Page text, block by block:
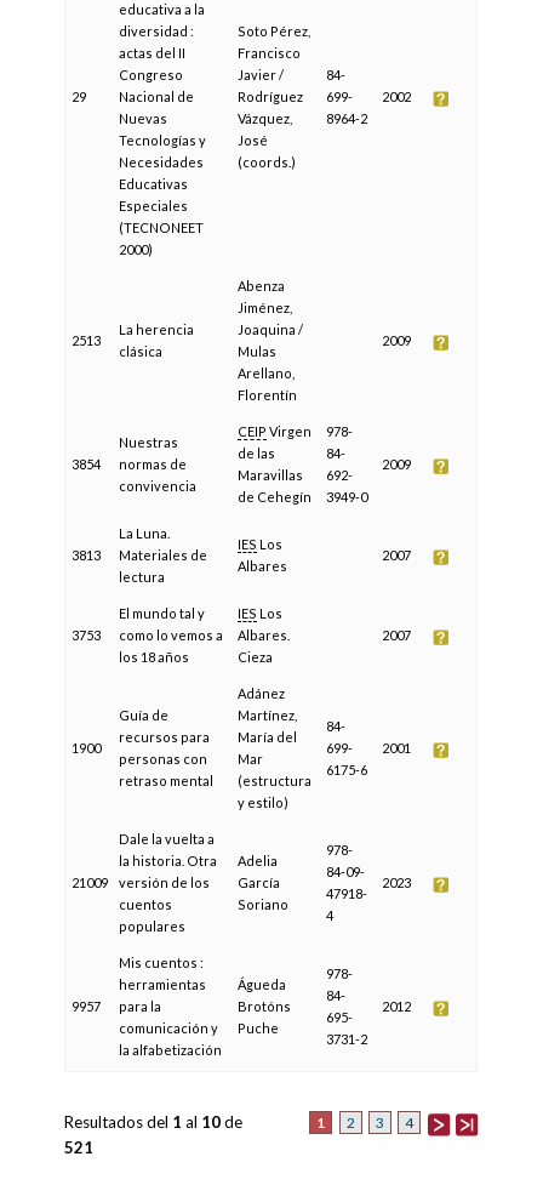
29
educativa a la
diversidad :
actas del II
Congreso
Nacional de
Nuevas
Tecnologías y
Necesidades
Educativas
Especiales
(TECNONEET
2000)
Soto Pérez,
Francisco
Javier /
Rodríguez
Vázquez,
José
(coords.)
84-
699-
8964-2
2002
2513
La herencia
clásica
Abenza
Jiménez,
Joaquina /
Mulas
Arellano,
Florentín
2009
3854
Nuestras
normas de
convivencia
CEIP Virgen
de las
Maravillas
de Cehegín
978-
84-
692-
3949-0
2009
3813
La Luna.
Materiales de
lectura
IES Los
Albares
2007
3753
El mundo tal y
como lo vemos a
los 18 años
IES Los
Albares.
Cieza
2007
1900
Guía de
recursos para
personas con
retraso mental
Adánez
Martínez,
María del
Mar
(estructura
y estilo)
84-
699-
6175-6
2001
21009
Dale la vuelta a
la historia. Otra
versión de los
cuentos
populares
Adelia
García
Soriano
978-
84-09-
47918-
4
2023
9957
Mis cuentos :
herramientas
para la
comunicación y
la alfabetización
Águeda
Brotóns
Puche
978-
84-
695-
3731-2
2012
1 2 3 4
Resultados del 1 al 10de
521